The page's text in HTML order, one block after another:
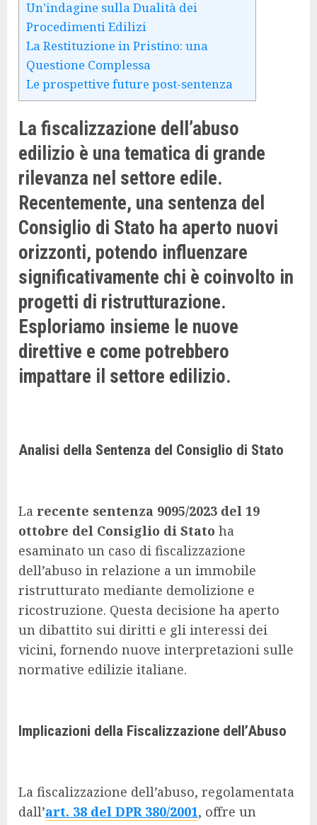
Un’indagine sulla Dualità dei
Procedimenti Edilizi
La Restituzione in Pristino: una
Questione Complessa
Le prospettive future post-sentenza
La fiscalizzazione dell’abuso
edilizio è una tematica di grande
rilevanza nel settore edile.
Recentemente, una sentenza del
Consiglio di Stato ha aperto nuovi
orizzonti, potendo influenzare
significativamente chi è coinvolto in
progetti di ristrutturazione.
Esploriamo insieme le nuove
direttive e come potrebbero
impattare il settore edilizio.
Analisi della Sentenza del Consiglio di Stato
La recente sentenza 9095/2023 del 19
ottobre del Consiglio di Stato ha
esaminato un caso di fiscalizzazione
dell’abuso in relazione a un immobile
ristrutturato mediante demolizione e
ricostruzione. Questa decisione ha aperto
un dibattito sui diritti e gli interessi dei
vicini, fornendo nuove interpretazioni sulle
normative edilizie italiane.
Implicazioni della Fiscalizzazione dell’Abuso
La fiscalizzazione dell’abuso, regolamentata
dall’art. 38 del DPR 380/2001, offre un